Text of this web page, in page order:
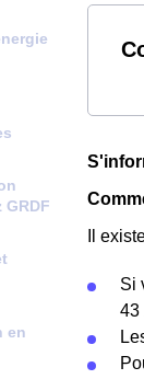
en
Il
Si
43